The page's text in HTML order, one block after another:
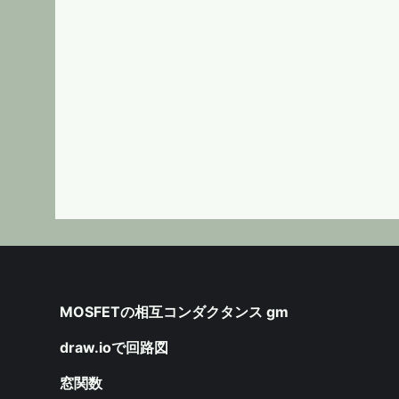
MOSFETの相互コンダクタンス gm
draw.ioで回路図
窓関数